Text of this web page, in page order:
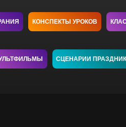
КОНСПЕКТЫ УРОКОВ
СЦЕНАРИИ